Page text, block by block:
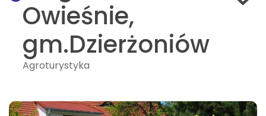
Owieśnie,
gm.Dzierżoniów
Agroturystyka